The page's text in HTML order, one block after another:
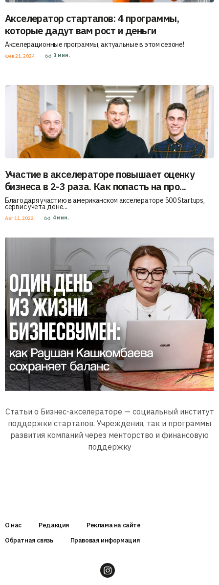
Акселератор стартапов: 4 программы,
которые дадут вам рост и деньги
Акселерационные программы, актуальные в этом сезоне!
Фев 21, 2024 3 мин.
Участие в акселераторе повышает оценку
бизнеса в 2-3 раза. Как попасть на про...
Благодаря участию в американском акселераторе 500 Startups,
сервис учета дене...
Авг 11, 2022 4мин.
Статьи о Бизнес-акселераторе — социальный институт
поддержки стартапов. Учреждения, так и программы
развития компаний через менторство и финансовую
поддержку
О нас Редакция
Реклама на сайте
Обратная связь
Правовая информация